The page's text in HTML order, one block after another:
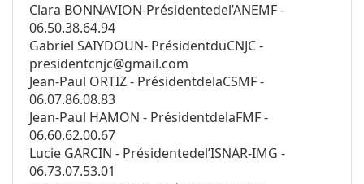
Clara BONNAVION‐Présidentedel’ANEMF ‐
06.50.38.64.94
Gabriel SAIYDOUN‐ PrésidentduCNJC ‐
presidentcnjc@gmail.com
Jean‐Paul ORTIZ ‐ PrésidentdelaCSMF ‐
06.07.86.08.83
Jean‐Paul HAMON ‐ PrésidentdelaFMF ‐
06.60.62.00.67
Lucie GARCIN ‐ Présidentedel’ISNAR‐IMG ‐
06.73.07.53.01